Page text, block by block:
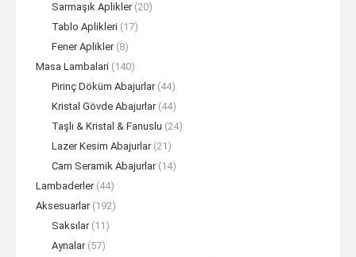
Sarmaşık Aplikler (20)
Tablo Aplikleri (17)
Fener Aplikler (8)
Masa Lambalari (140)
Pirinç Döküm Abajurlar (44)
Kristal Gövde Abajurlar (44)
Taşlı & Kristal & Fanuslu (24)
Lazer Kesim Abajurlar (21)
Cam Seramik Abajurlar (14)
Lambaderler (44)
Aksesuarlar (192)
Saksılar (11)
Aynalar (57)